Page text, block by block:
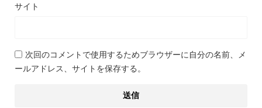
サイト
次回のコメントで使用するためブラウザーに自分の名前、メ
ールアドレス、サイトを保存する。